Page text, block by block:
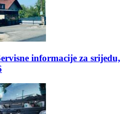
informacije za srijedu,